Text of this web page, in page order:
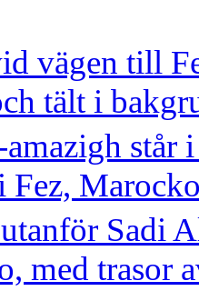
vägen till
tält i
Fez,
Sadi
med trasor